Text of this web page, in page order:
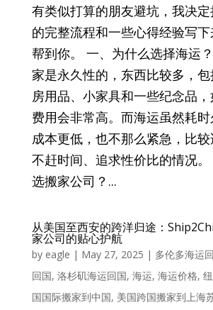
有类似打算的朋友避坑，我决
的完整流程和一些心得经验写
帮到你。 一、为什么选择海运
家是永久性的，东西比较多，
房用品、小家具和一些纪念品
费用会非常高。而海运虽然耗
成本更低，也不那么紧急，比
不赶时间、追求性价比的情况
选搬家公司？...
从美国至西安的跨洋归途：
家公司的贴心护航
by eagle | May 27, 2025 | 多伦多海运
回国, 洛杉矶海运回国, 海运, 海运价格,
国国际搬家到中国, 美国跨国搬家到上海